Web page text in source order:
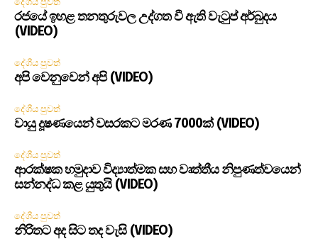
රජයේ ඉහළ තනතුරුවල උද්ගත වී ඇති වැටුප් අර්බුදය
(VIDEO)
දේශීය පුවත්
අපි වෙනුවෙන් අපි (VIDEO)
දේශීය පුවත්
වායු දූෂණයෙන් වසරකට මරණ 7000ක් (VIDEO)
දේශීය පුවත්
ආරක්ෂක හමුදාව විද්‍යාත්මක සහ වෘත්තීය නිපුණත්වයෙන්
සන්නද්ධ කළ යුතුයි (VIDEO)
දේශීය පුවත්
නිරිතට අද සිට තද වැසි (VIDEO)